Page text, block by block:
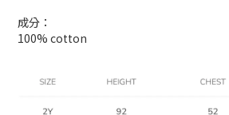
成分：
100% cotton